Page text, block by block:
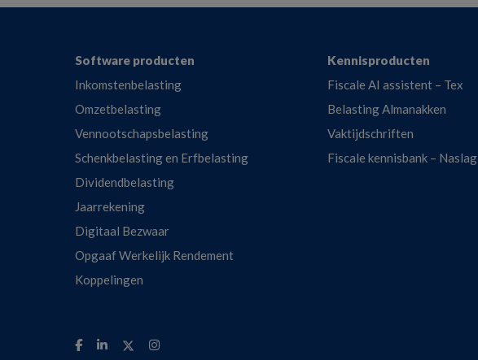
FooterSoftware producten
Inkomstenbelasting
Omzetbelasting
Vennootschapsbelasting
Schenkbelasting en Erfbelasting
Dividendbelasting
Jaarrekening
Digitaal Bezwaar
Opgaaf Werkelijk Rendement
Koppelingen
Kennisproducten
Fiscale AI assistent – Tex
Belasting Almanakken
Vaktijdschriften
Fiscale kennisbank – Naslag